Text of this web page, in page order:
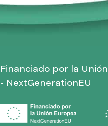
Financiado por la
- NextGenerationEU